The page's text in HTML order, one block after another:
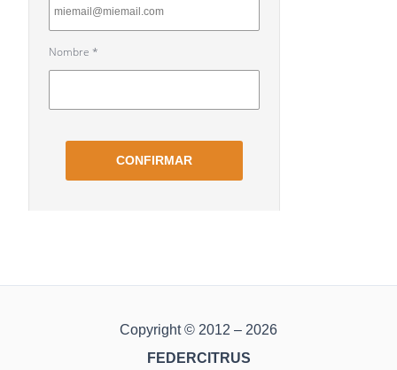
Copyright © 2012 – 2026
FEDERCITRUS